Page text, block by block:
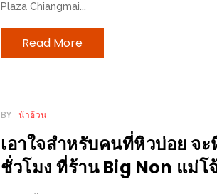
Plaza Chiangmai...
Read More
BY น้าอ้วน
เอาใจสำหรับคนที่หิวบ่อย จ
ชั่วโมง ที่ร้าน Big Non แม่โ